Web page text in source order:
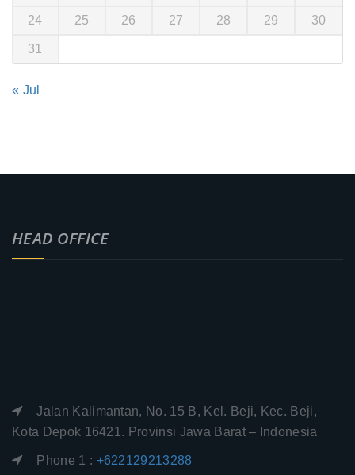
24 25 26 27 28 29 30
31
« Jul
HEAD OFFICE
Jalan Kalimantan, No. 15 B, Kel. Beji, Kec. Beji,
Kota Depok 16421. Provinsi Jawa Barat – Indonesia
Phone 1 : +622129213288